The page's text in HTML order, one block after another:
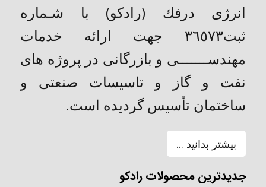
انرژی درفك (رادکو) با شـماره
ثبت٣٦٥٧٣ جهت ارائه خدمات
مهندســـــــی و بازرگانی در پروژه های
نفت و گاز و تاسیسات صنعتی و
ساختمان تأسیس گردیده است.
بیشتر بدانید ...
جدیدترین محصولات رادکو